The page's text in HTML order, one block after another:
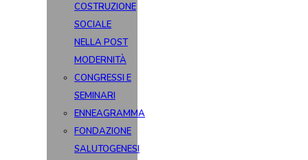
COSTRUZIONE
SOCIALE
NELLA POST
MODERNITÀ
CONGRESSI E
SEMINARI
ENNEAGRAMMA
FONDAZIONE
SALUTOGENESI